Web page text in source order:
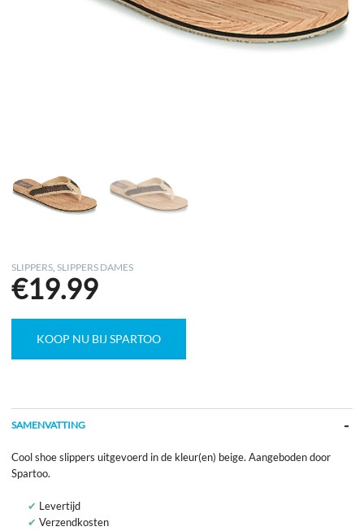
SLIPPERS ,SLIPPERS DAMES
€19.99
KOOP NU BIJ SPARTOO
SAMENVATTING
Cool shoe slippers uitgevoerd in de kleur(en) beige. Aangeboden door
Spartoo.
Levertijd
Verzendkosten